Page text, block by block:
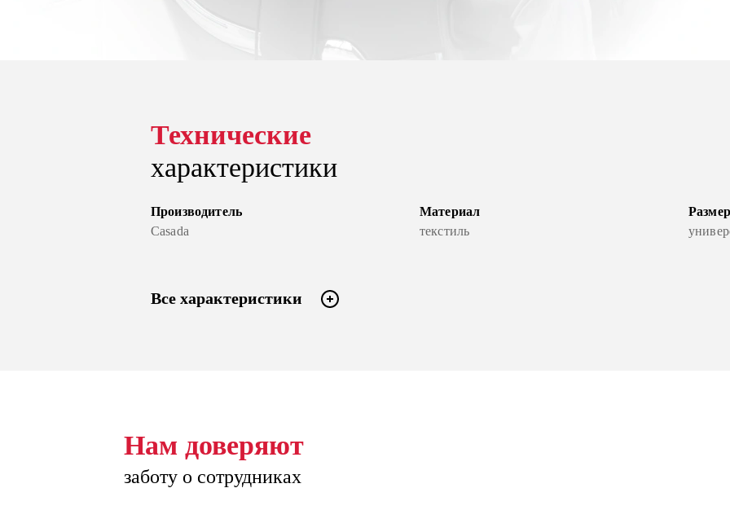
Технические
характеристики
Производитель
Casada
Материал
текстиль
Размер
Все характеристики
Нам доверяют
заботу о сотрудниках